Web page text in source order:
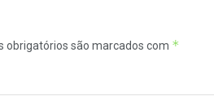
obrigatórios são marcados com *